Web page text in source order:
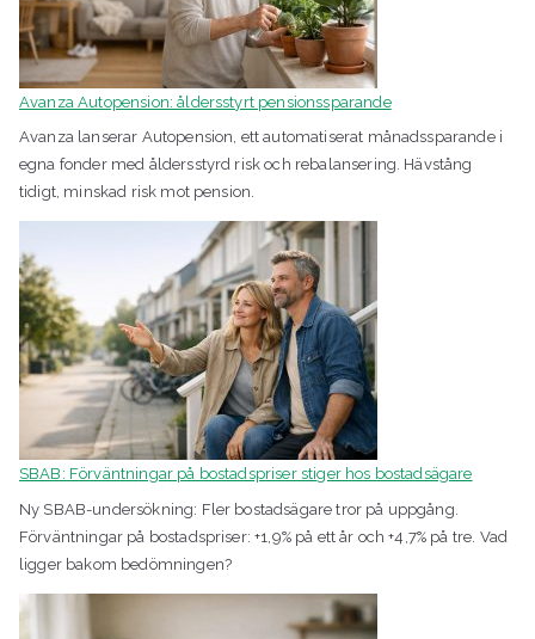
Avanza Autopension: åldersstyrt pensionssparande
Avanza lanserar Autopension, ett automatiserat månadssparande i
egna fonder med åldersstyrd risk och rebalansering. Hävstång
tidigt, minskad risk mot pension.
SBAB: Förväntningar på bostadspriser stiger hos bostadsägare
Ny SBAB-undersökning: Fler bostadsägare tror på uppgång.
Förväntningar på bostadspriser: +1,9% på ett år och +4,7% på tre. Vad
ligger bakom bedömningen?